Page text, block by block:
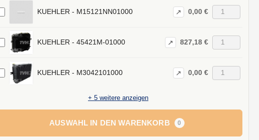
KUEHLER - M15121NN01000 ↗ 0,00 €
KUEHLER - 45421M-01000 ↗ 827,18 €
KUEHLER - M3042101000 ↗ 0,00 €
+ 5 weitere anzeigen
AUSWAHL IN DEN WARENKORB 0